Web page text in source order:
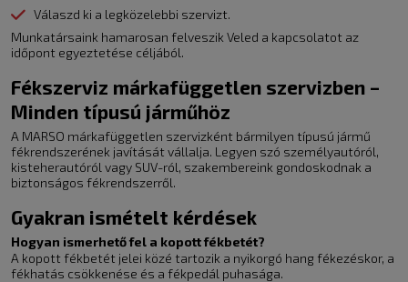
Válaszd ki a legközelebbi szervizt.
Munkatársaink hamarosan felveszik Veled a kapcsolatot az
időpont egyeztetése céljából.
Fékszerviz márkafüggetlen szervizben –
Minden típusú járműhöz
A MARSO márkafüggetlen szervizként bármilyen típusú jármű
fékrendszerének javítását vállalja. Legyen szó személyautóról,
kisteherautóról vagy SUV-ról, szakembereink gondoskodnak a
biztonságos fékrendszerről.
Gyakran ismételt kérdések
Hogyan ismerhető fel a kopott fékbetét?
A kopott fékbetét jelei közé tartozik a nyikorgó hang fékezéskor, a
fékhatás csökkenése és a fékpedál puhasága.